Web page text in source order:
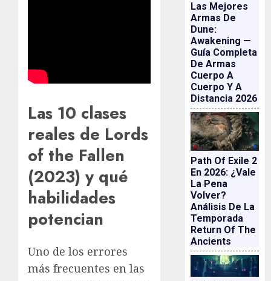
Las 10 clases
reales de Lords
of the Fallen
(2023) y qué
habilidades
potencian
Uno de los errores
más frecuentes en las
Las Mejores
Armas De
Dune:
Awakening —
Guía Completa
De Armas
Cuerpo A
Cuerpo Y A
Distancia 2026
Path Of Exile 2
En 2026: ¿vale
La Pena
Volver?
Análisis De La
Temporada
Return Of The
Ancients